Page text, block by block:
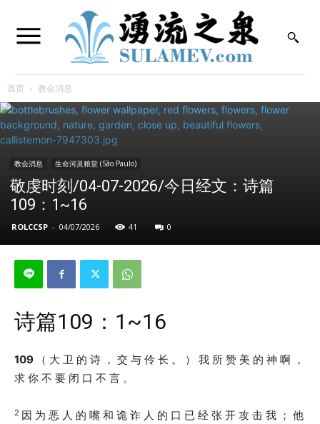
首页 教会消息
教会消息 生命河灵粮堂 (São Paulo)
敬虔时刻/04-07-2026/今日经文：诗篇
109：1~16
ROLCCSP - 04/07/2026 41 0
诗篇109：1~16
109
（ 大 卫 的 诗 ， 交 与 伶 长 。 ） 我 所 赞 美 的 神 啊 ，
求 你 不 要 闭 口 不 言 。
2 因 为 恶 人 的 嘴 和 诡 诈 人 的 口 已 经 张 开 攻 击 我 ； 他